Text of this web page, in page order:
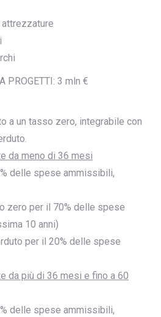
PROGETTI: 3 mln €
a un tasso zero, integrabile con
da meno di 36 mesi
delle spese ammissibili,
zero per il 70% delle spese
10 anni)
per il 20% delle spese
da più di 36 mesi e fino a 60
delle spese ammissibili,